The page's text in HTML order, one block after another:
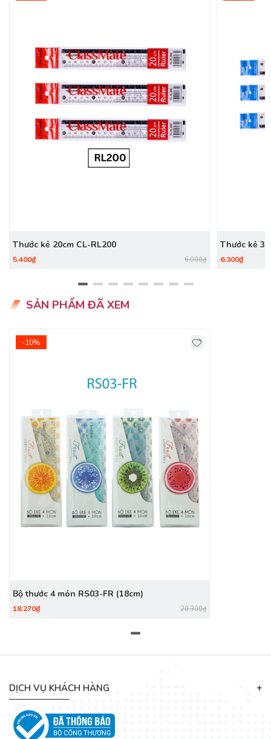
nghệ laze nên không mờ dòng kẻ khi có tác động chầy
xước lên sản phẩm, ngoài ra còn được phủ bóng bằng
công nghệ Nano giúp nhìn dõ nét phân vạch hơn rất nhiều
và chống xước cao.
- Được sử dụng nhiều trong các trường học....
Thước kẻ 20cm CL-RL200
5.400₫ 6.000₫
Thước kẻ
6.300₫
SẢN PHẨM ĐÃ XEM
-10%
Bộ thước 4 món RS03-FR (18cm)
18.270₫ 20.300₫
DỊCH VỤ KHÁCH HÀNG